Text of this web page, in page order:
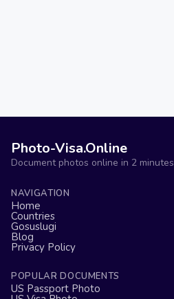
Photo-Visa.Online
Document photos online in 2 minutes
NAVIGATION
Home
Countries
Gosuslugi
Blog
Privacy Policy
POPULAR DOCUMENTS
US Passport Photo